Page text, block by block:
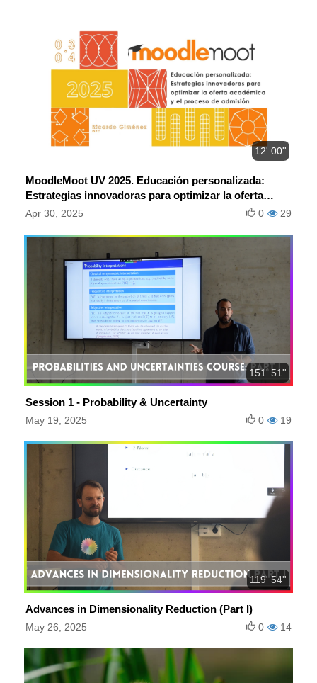
12' 00''
MoodleMoot UV 2025. Educación personalizada:
Estrategias innovadoras para optimizar la oferta
académica y el proceso de admisión.
Apr 30, 2025 29
0
151' 51''
Session 1 - Probability & Uncertainty
May 19, 2025 19
0
119' 54''
Advances in Dimensionality Reduction (Part I)
May 26, 2025 14
0